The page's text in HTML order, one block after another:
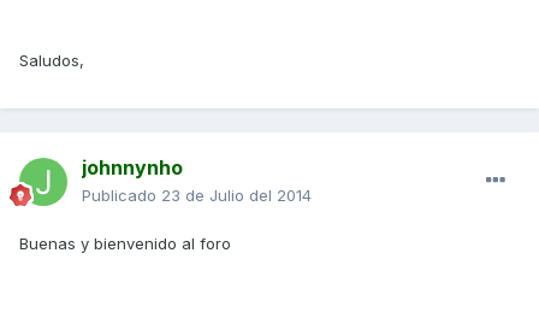
Saludos,
johnnynho
Publicado 23 de Julio del 2014
Buenas y bienvenido al foro